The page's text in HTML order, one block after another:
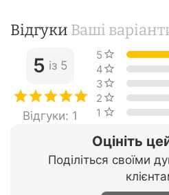
Відгуки Ваші
Оцініть
Поділіться своїми
5 із 5
Відгуки: 1
5 зірок
4 зірки
3 зірки
2 зірки
1 зірка